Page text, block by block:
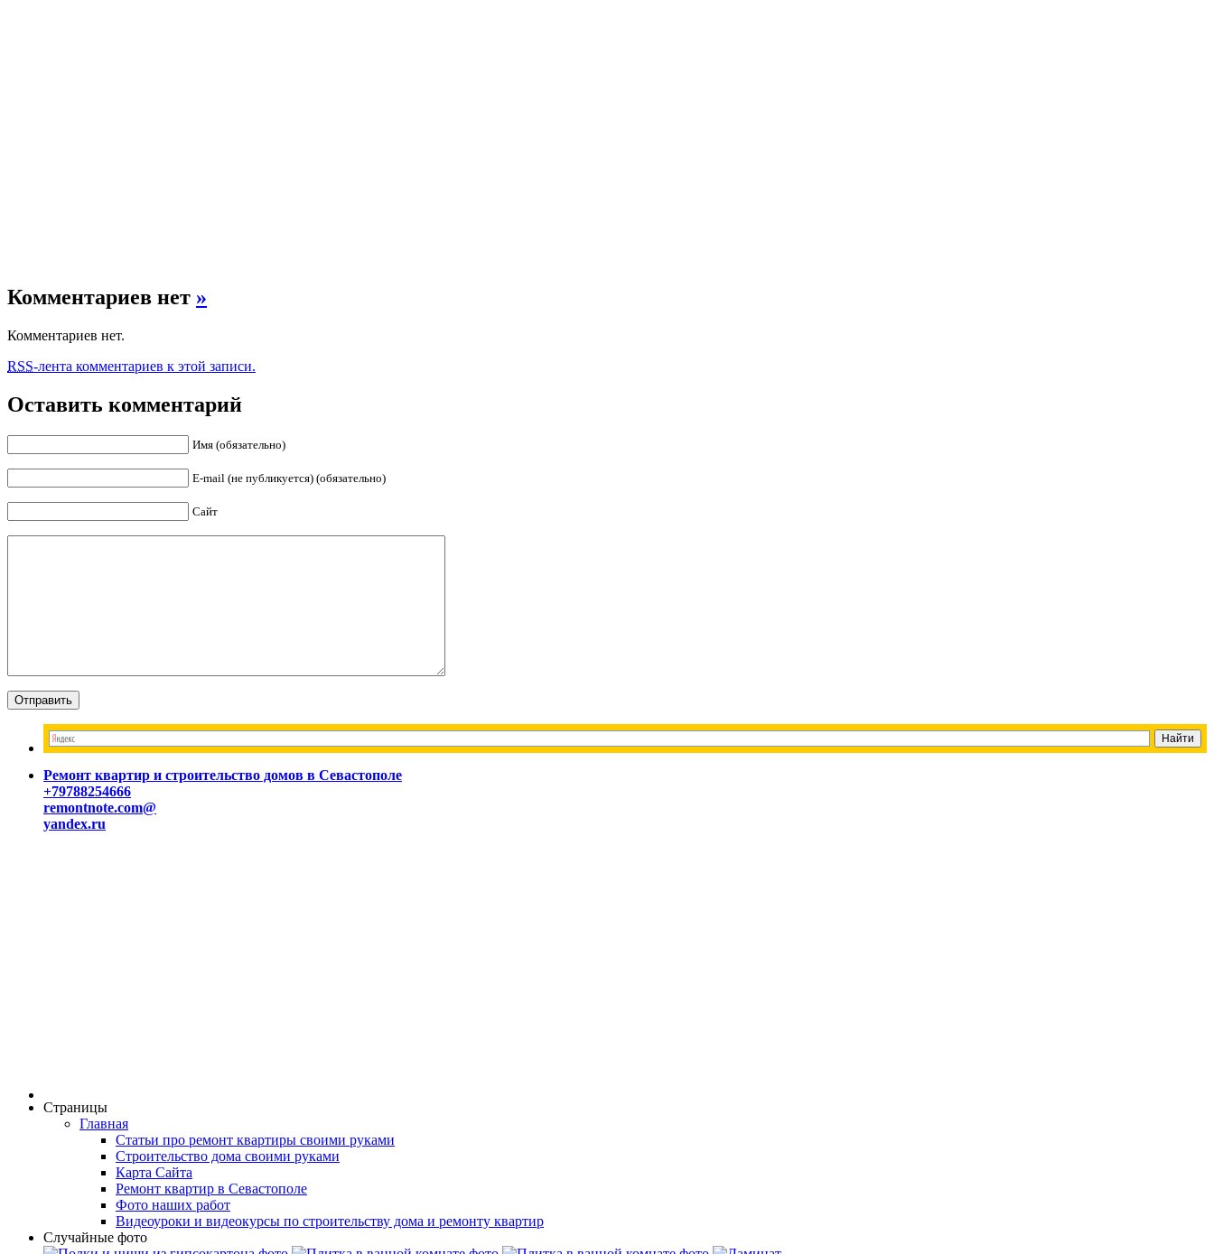
Комментариев нет »
Комментариев нет.
RSS-лента комментариев к этой записи.
Оставить комментарий
Имя (обязательно)
E-mail (не публикуется) (обязательно)
Сайт
Ремонт квартир и строительство домов в Севастополе
+79788254666
remontnote.com@
yandex.ru
Страницы
Главная
Статьи про ремонт квартиры своими руками
Строительство дома своими руками
Карта Сайта
Ремонт квартир в Севастополе
Фото наших работ
Видеоуроки и видеокурсы по строительству дома и ремонту квартир
Случайные фото